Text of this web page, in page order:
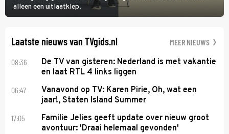
alleen een uitlaatklep.
Laatste nieuws van TVgids.nl MEER NIEUWS
08:36
De TV van gisteren: Nederland is met vakantie
en laat RTL 4 links liggen
06:47
Vanavond op TV: Karen Pirie, Oh, wat een
jaar!, Staten Island Summer
17:05
Familie Jelies geeft update over nieuw groot
avontuur: 'Draai helemaal gevonden'